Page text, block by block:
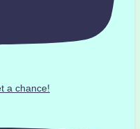
a chance!